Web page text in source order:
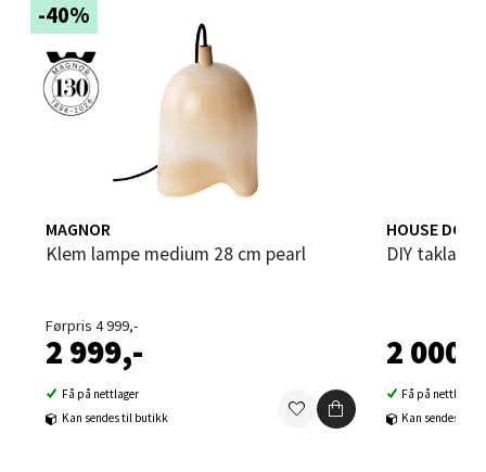
-40%
MAGNOR
Klem lampe medium 28 cm pearl
Førpris 4 999,-
2 999,-
Få på nettlager
Kan sendes til butikk
HOUSE
DIY
2 000,-
Få på nettlager
Kan sendes til
Trondheim - Sirkus Shopping
Falkenborgveien 5, 7044 Trondheim
Velg
Ski - Thon Senter Ski
Åpent i dag 10-21